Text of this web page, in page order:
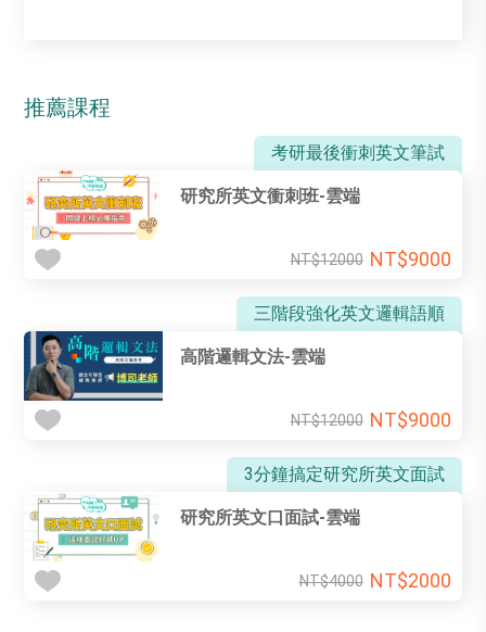
推薦課程
考研最後衝刺英文筆試
研究所英文衝刺班-雲端
NT$12000 NT$9000
三階段強化英文邏輯語順
高階邏輯文法-雲端
NT$12000 NT$9000
3分鐘搞定研究所英文面試
研究所英文口面試-雲端
NT$4000 NT$2000